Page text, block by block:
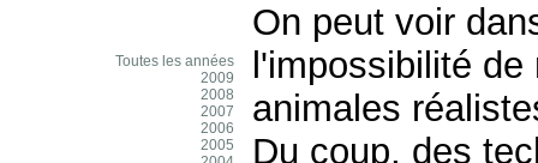
Toutes les années
2009
2008
2007
2006
2005
On peut voir
l'impossibilité
animales
Du coup, des